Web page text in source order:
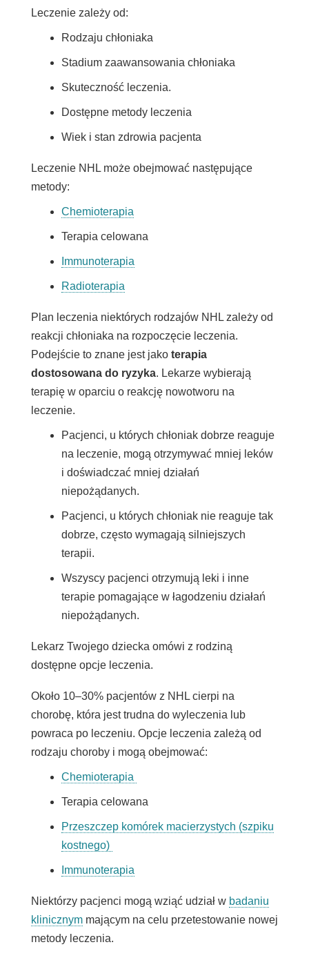
Leczenie zależy od:
Rodzaju chłoniaka
Stadium zaawansowania chłoniaka
Skuteczność leczenia.
Dostępne metody leczenia
Wiek i stan zdrowia pacjenta
Leczenie NHL może obejmować następujące
metody:
Chemioterapia
Terapia celowana
Immunoterapia
Radioterapia
Plan leczenia niektórych rodzajów NHL zależy od
reakcji chłoniaka na rozpoczęcie leczenia.
Podejście to znane jest jako terapia
dostosowana do ryzyka. Lekarze wybierają
terapię w oparciu o reakcję nowotworu na
leczenie.
Pacjenci, u których chłoniak dobrze reaguje
na leczenie, mogą otrzymywać mniej leków
i doświadczać mniej działań
niepożądanych.
Pacjenci, u których chłoniak nie reaguje tak
dobrze, często wymagają silniejszych
terapii.
Wszyscy pacjenci otrzymują leki i inne
terapie pomagające w łagodzeniu działań
niepożądanych.
Lekarz Twojego dziecka omówi z rodziną
dostępne opcje leczenia.
Około 10–30% pacjentów z NHL cierpi na
chorobę, która jest trudna do wyleczenia lub
powraca po leczeniu. Opcje leczenia zależą od
rodzaju choroby i mogą obejmować:
Chemioterapia
Terapia celowana
Przeszczep komórek macierzystych (szpiku
kostnego)
Immunoterapia
Niektórzy pacjenci mogą wziąć udział w badaniu
klinicznymmającym na celu przetestowanie nowej
metody leczenia.